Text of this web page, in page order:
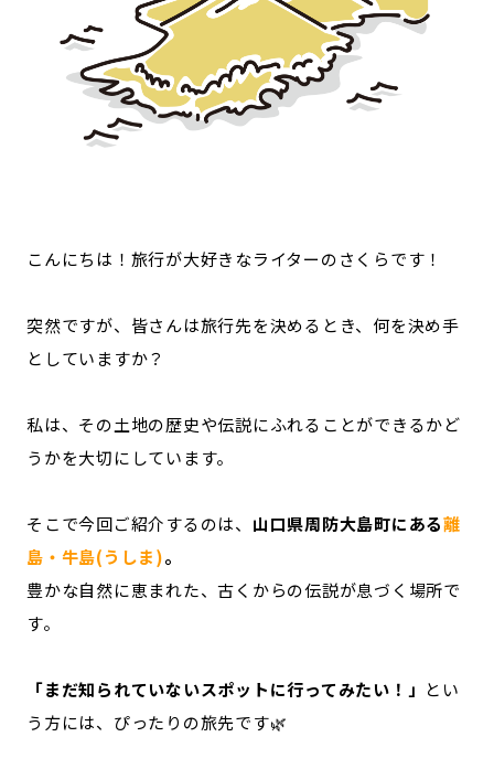
MILCプロジェクト
選出企業特別対談
Localist
SDGsの先駆者
イベント
飲食店
地域豆知識
ニッポンの百選大全集
Sporkle
お問い合わせ 会社概要
こんにちは！旅行が大好きなライターのさくらです！
突然ですが、皆さんは旅行先を決めるとき、何を決め手
としていますか？
私は、その土地の歴史や伝説にふれることができるかど
うかを大切にしています。
そこで今回ご紹介するのは、 山口県周防大島町にある離
島・牛島(うしま)。
豊かな自然に恵まれた、古くからの伝説が息づく場所で
す。
「まだ知られていないスポットに行ってみたい！」 とい
う方には、ぴったりの旅先です🌿